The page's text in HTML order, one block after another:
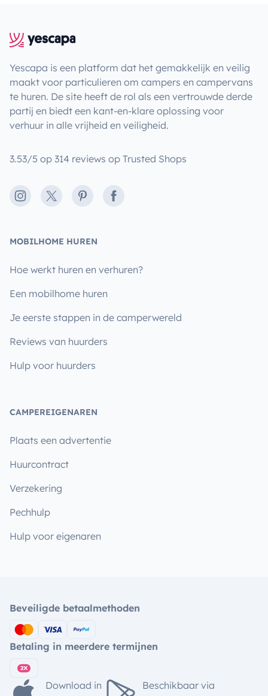
Yescapa is een platform dat het gemakkelijk en veilig
maakt voor particulieren om campers en campervans
te huren. De site heeft de rol als een vertrouwde derde
partij en biedt een kant-en-klare oplossing voor
verhuur in alle vrijheid en veiligheid.
3.53/5 op 314 reviews op Trusted Shops
Instagram
X PinterestFacebook
MOBILHOME HUREN
Hoe werkt huren en verhuren?
Een mobilhome huren
Je eerste stappen in de camperwereld
Reviews van huurders
Hulp voor huurders
CAMPEREIGENAREN
Plaats een advertentie
Huurcontract
Verzekering
Pechhulp
Hulp voor eigenaren
Beveiligde betaalmethoden
Betaling in meerdere termijnen
Download in
Beschikbaar via